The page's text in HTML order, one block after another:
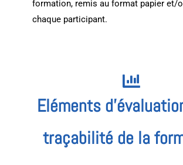
formation, remis au format papier et/
chaque participant.
Eléments
traçabilité de la